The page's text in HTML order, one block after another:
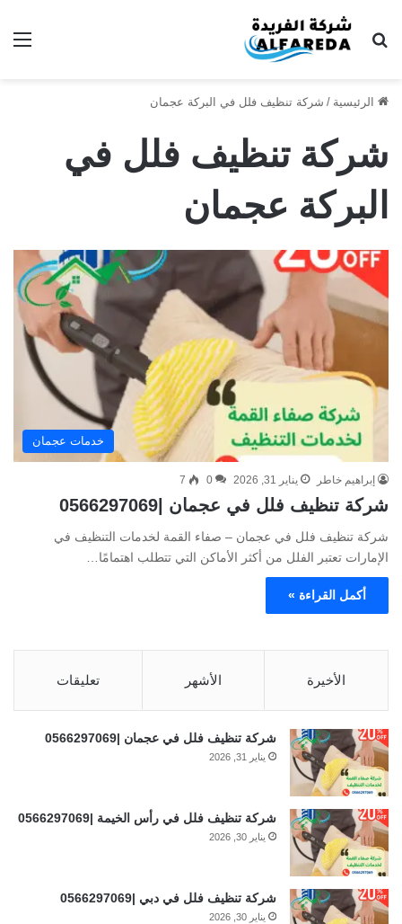
بحث عن
الرئيسية / شركة تنظيف فلل في البركة عجمان
شركة تنظيف فلل في
البركة عجمان
خدمات عجمان
إبراهيم خاطر يناير 31, 2026 0
7
شركة تنظيف فلل في عجمان |0566297069
شركة تنظيف فلل في عجمان – صفاء القمة لخدمات التنظيف في
الإمارات تعتبر الفلل من أكثر الأماكن التي تتطلب اهتمامًا…
أكمل القراءة »
الأخيرة الأشهر تعليقات
شركة تنظيف فلل في عجمان |0566297069
يناير 31, 2026
شركة تنظيف فلل في رأس الخيمة |0566297069
يناير 30, 2026
شركة تنظيف فلل في دبي |0566297069
يناير 30, 2026